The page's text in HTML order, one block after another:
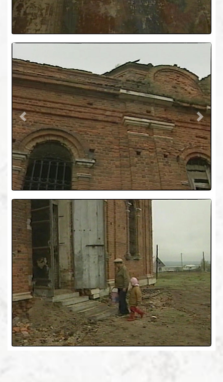
Previous Next